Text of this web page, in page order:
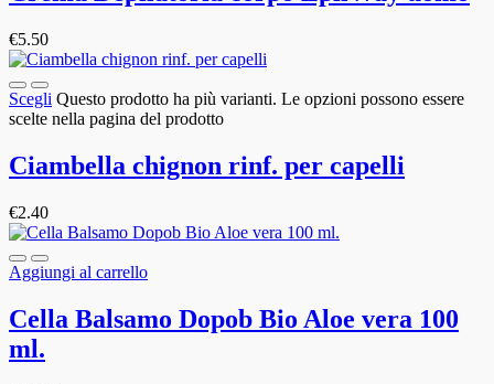
€5.50
Scegli Questo prodotto ha più varianti. Le opzioni possono essere
scelte nella pagina del prodotto
Ciambella chignon rinf. per capelli
€2.40
Aggiungi al carrello
Cella Balsamo Dopob Bio Aloe vera 100
ml.